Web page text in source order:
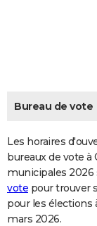
CARTE DE VOEUX
Dictionnaire
Biographies
Citations
Expressions
Proverbes
PROGRAMME TV
COPAINS D'AVANT
S'inscrire
Se connecter
Lycées
Collèges
Primaires
Universités
Entreprises
Service militaire
Avis de recherche
AVIS DE DÉCÈS
Bureau de vote
Les horaires
bureaux de vote
municipales 2026
vote pour trouver
pour les élections
mars 2026.